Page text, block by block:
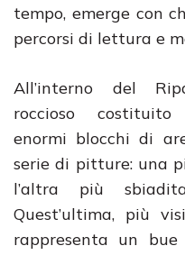
tempo, emerge con
percorsi di lettura e
All’interno del
roccioso costituito
enormi blocchi di
serie di pitture: una
l’altra più
Quest’ultima, più
rappresenta un